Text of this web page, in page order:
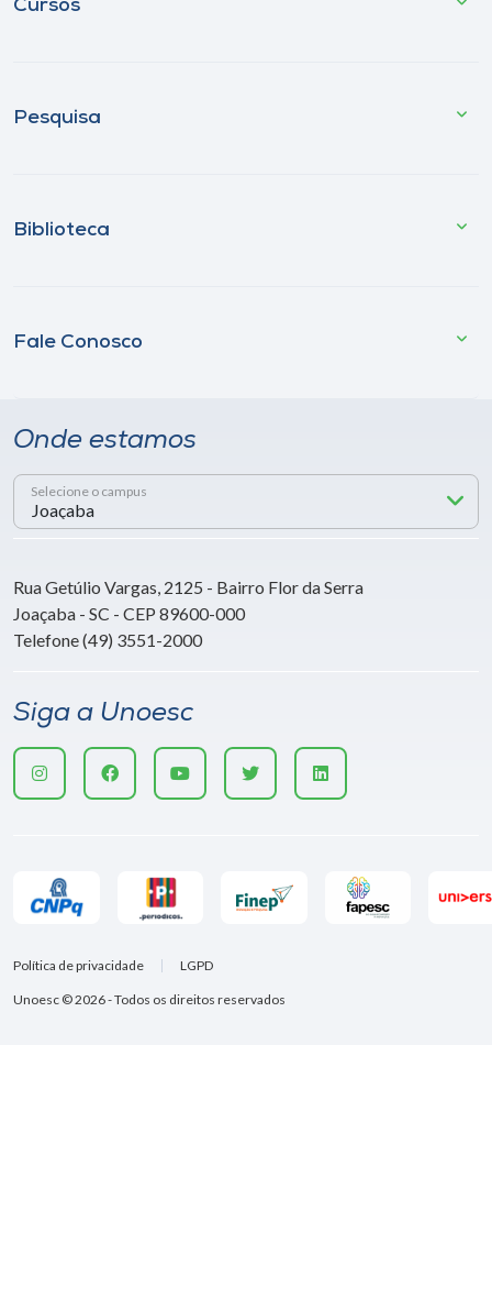
Cursos
Pesquisa
Biblioteca
Fale Conosco
Onde estamos
Selecione o campus
Rua Getúlio Vargas, 2125 - Bairro Flor da Serra
Joaçaba - SC - CEP 89600-000
Telefone (49) 3551-2000
Siga a Unoesc
Unoesc © 2026 - Todos os direitos reservados
Política de privacidade LGPD